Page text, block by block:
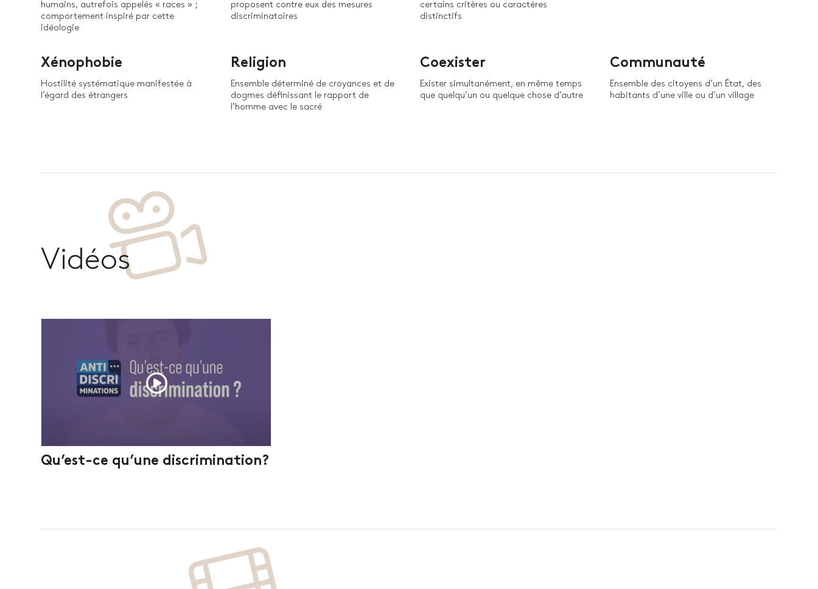
humains, autrefois appelés « races » ;
comportement inspiré par cette
idéologie
proposent contre eux des mesures
discriminatoires
certains critères ou caractères
distinctifs
Xénophobie
Hostilité systématique manifestée à
l’égard des étrangers
Religion
Ensemble déterminé de croyances et de
dogmes définissant le rapport de
l’homme avec le sacré
Coexister
Exister simultanément, en même temps
que quelqu’un ou quelque chose d’autre
Communauté
Ensemble des citoyens d’un État, des
habitants d’une ville ou d’un village
Vidéos
Qu’est-ce qu’une discrimination?